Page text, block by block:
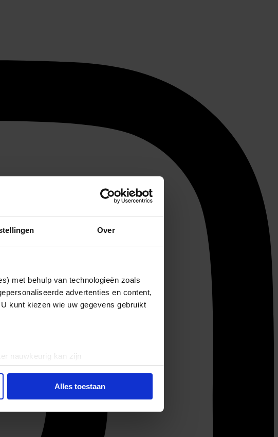
Over
met behulp van technologieën zoals
advertenties en content,
kunt kiezen wie uw gegevens gebruikt
nauwkeurig kan zijn
(fingerprinting)
in het
detailgedeelte
social media te bieden en om ons
site met onze partners voor social
Alles toestaan